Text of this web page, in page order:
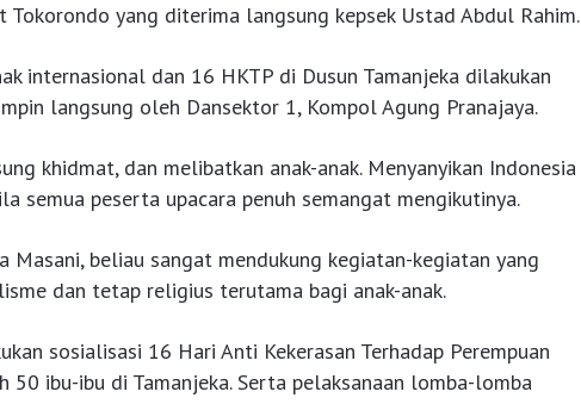
Tokorondo yang diterima langsung kepsek Ustad Abdul Rahim.
internasional dan 16 HKTP di Dusun Tamanjeka dilakukan
langsung oleh Dansektor 1, Kompol Agung Pranajaya.
khidmat, dan melibatkan anak-anak. Menyanyikan Indonesia
semua peserta upacara penuh semangat mengikutinya.
Masani, beliau sangat mendukung kegiatan-kegiatan yang
dan tetap religius terutama bagi anak-anak.
sosialisasi 16 Hari Anti Kekerasan Terhadap Perempuan
ibu-ibu di Tamanjeka. Serta pelaksanaan lomba-lomba